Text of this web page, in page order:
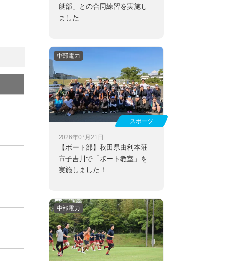
艇部」との合同練習を実施し
ました
2026年07月21日
【ボート部】秋田県由利本荘
市子吉川で「ボート教室」を
実施しました！
スポーツ
中部電力
中部電力